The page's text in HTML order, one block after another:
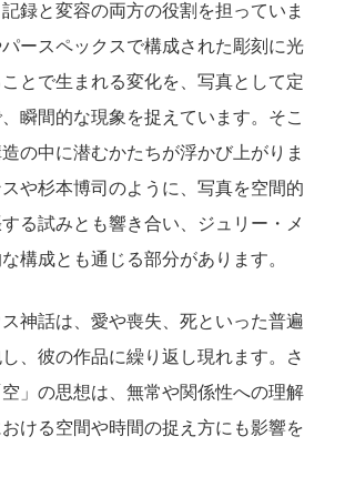
録と変容の両方の役割を担っていま
ースペックスで構成された彫刻に光
とで生まれる変化を、写真として定
瞬間的な現象を捉えています。そこ
の中に潜むかたちが浮かび上がりま
や杉本博司のように、写真を空間的
る試みとも響き合い、ジュリー・メ
構成とも通じる部分があります。
神話は、愛や喪失、死といった普遍
、彼の作品に繰り返し現れます。さ
」の思想は、無常や関係性への理解
ける空間や時間の捉え方にも影響を